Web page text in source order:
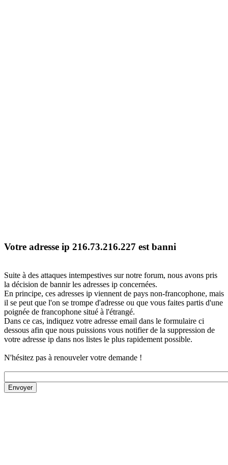
Votre adresse ip 216.73.216.227 est banni
Suite à des attaques intempestives sur notre forum, nous avons pris
la décision de bannir les adresses ip concernées.
En principe, ces adresses ip viennent de pays non-francophone, mais
il se peut que l'on se trompe d'adresse ou que vous faites partis d'une
poignée de francophone situé à l'étrangé.
Dans ce cas, indiquez votre adresse email dans le formulaire ci
dessous afin que nous puissions vous notifier de la suppression de
votre adresse ip dans nos listes le plus rapidement possible.
N'hésitez pas à renouveler votre demande !